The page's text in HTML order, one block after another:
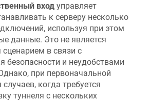
вход управляет
к серверу несколько
используя при этом
данные. Это не является
в связи с
безопасности и неудобствами
при первоначальной
когда требуется
туннеля с нескольких